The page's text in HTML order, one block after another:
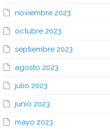
noviembre 2023
octubre 2023
septiembre 2023
agosto 2023
julio 2023
junio 2023
mayo 2023